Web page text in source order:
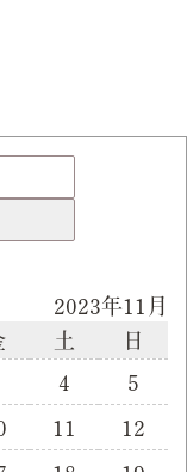
2023年11月
土
日
4
5
11
12